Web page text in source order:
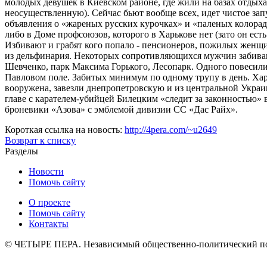
молодых девушек в Киевском районе, где жили на базах
неосуществленную). Сейчас бьют вообще всех, идет чистое
объявления о «жареных русских курочках» и «паленых
либо в Доме профсоюзов, которого в Харькове нет (зато он
Избивают и грабят кого попало - пенсионеров, пожилых
из дельфинария. Некоторых сопротивляющихся мужчин
Шевченко, парк Максима Горького, Лесопарк. Одного
Павловом поле. Забитых минимум по одному трупу в день.
вооружена, завезли днепропетровскую и из центральной
главе с карателем-убийцей Билецким «следит за
броневики «Азова» с эмблемой дивизии СС «Дас Райх».
Короткая ссылка на новость: http://4pera.com/~u2649
Возврат к списку
Разделы
Новости
Помочь сайту
О проекте
Помочь сайту
Контакты
© ЧЕТЫРЕ ПЕРА. Независимый общественно-политический